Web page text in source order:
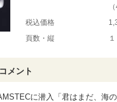
（
税込価格
頁数・縦
メント
に潜入「君はまだ、海